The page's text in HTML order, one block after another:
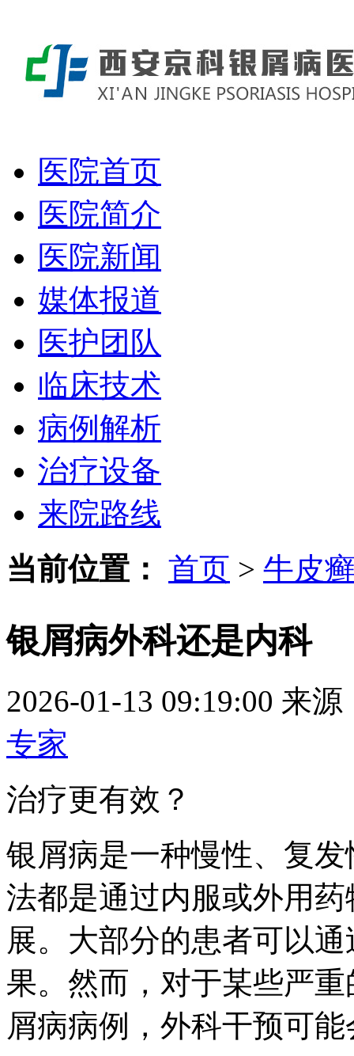
医院首页
医院简介
医院新闻
媒体报道
医护团队
临床技术
病例解析
治疗设备
来院路线
当前位置： 首页 > 牛皮
银屑病外科还是内科
2026-01-13 09:19:00 来源
专家
治疗更有效？
银屑病是一种慢性、复
法都是通过内服或外用
展。大部分的患者可以
果。然而，对于某些严
屑病病例，外科干预可